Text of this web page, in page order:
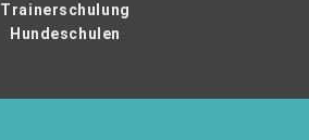
Trainerschulung
Hundeschulen